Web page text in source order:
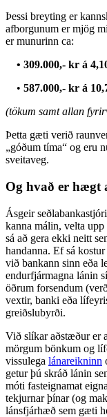
Þessi breyting er
afborgunum er mjög
er munurinn ca:
• 309.000,- kr á
• 587.000,- kr á
(tökum samt allan
Þetta gæti verið
„góðum tíma“ og eru
sveitaveg.
Og hvað er hægt
Ásgeir
kanna málin, velta
sá að gera ekki neitt
handanna. Ef sá
við bankann sinn eða
endurfjármagna lánin
öðrum forsendum
vextir, banki eða
greiðslubyrði.
Við slíkar aðstæður er
mörgum bönkum og
vissulega lánareikninn
getur þú skráð lánin
móti fasteignamat
tekjurnar þínar (og
lánsfjárhæð sem gæti